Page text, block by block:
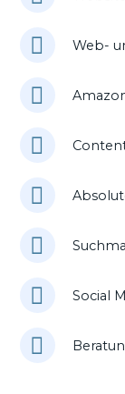
Web-
Social